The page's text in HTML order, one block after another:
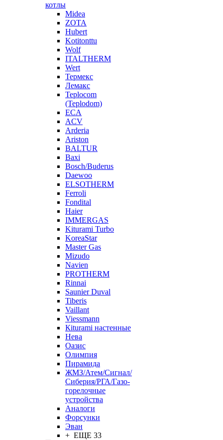
котлы
Midea
ZOTA
Hubert
Kotitonttu
Wolf
ITALTHERM
Wert
Термекс
Лемакс
Teplocom
(Teplodom)
ECA
ACV
Arderia
Ariston
BALTUR
Baxi
Bosch/Buderus
Daewoo
ELSOTHERM
Ferroli
Fondital
Haier
IMMERGAS
Kiturami Turbo
KoreaStar
Master Gas
Mizudo
Navien
PROTHERM
Rinnai
Saunier Duval
Tiberis
Vaillant
Viessmann
Кiturami настенные
Нева
Оазис
Олимпия
Пирамида
ЖМЗ/Атем/Сигнал/
Сиберия/РГА/Газо-
горелочные
устройства
Aналоги
Форсунки
Эван
+ ЕЩЕ 33